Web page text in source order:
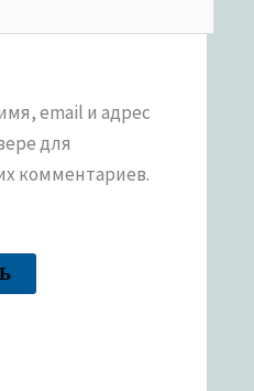
email и адрес
для
комментариев.